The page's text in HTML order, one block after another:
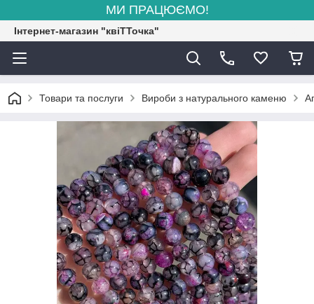
МИ ПРАЦЮЄМО!
Інтернет-магазин "квіТТочка"
Товари та послуги Вироби з натурального каменю